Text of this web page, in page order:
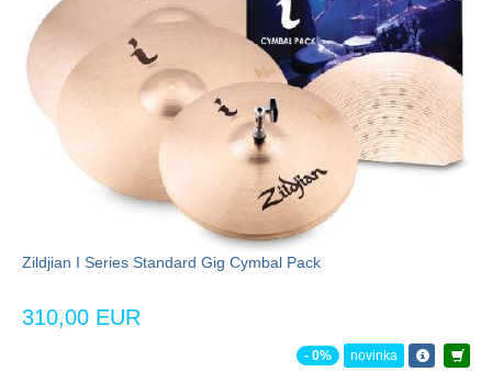
Zildjian I Series Standard Gig Cymbal Pack
310,00 EUR
- 0% novinka